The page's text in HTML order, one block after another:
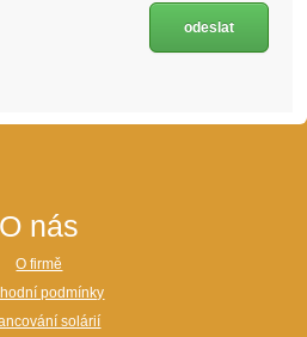
O nás
O firmě
podmínky
solárií